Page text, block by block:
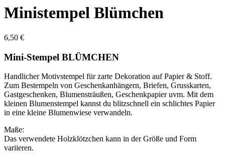
Ministempel Blümchen
6,50 €
Mini-Stempel BLÜMCHEN
Handlicher Motivstempel für zarte Dekoration auf Papier & Stoff.
Zum Bestempeln von Geschenkanhängern, Briefen, Grusskarten,
Gastgeschenken, Blumensträußen, Geschenkpapier uvm. Mit dem
kleinen Blumenstempel kannst du blitzschnell ein schlichtes Papier
in eine kleine Blumenwiese verwandeln.
Maße:
Das verwendete Holzklötzchen kann in der Größe und Form
variieren.